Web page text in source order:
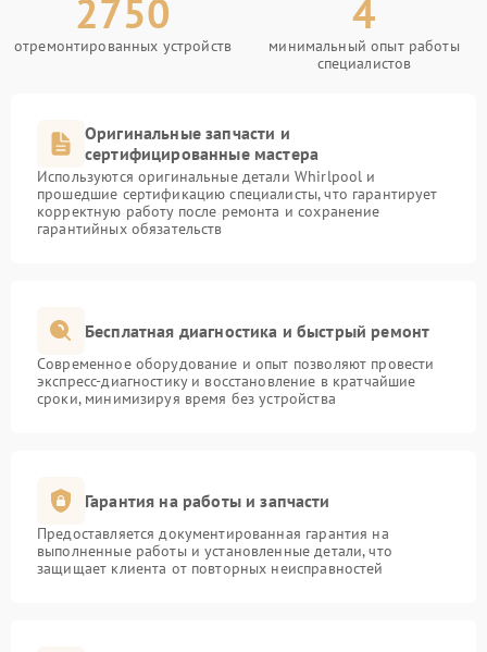
2750
отремонтированных устройств
4
минимальный опыт работы
специалистов
Оригинальные запчасти и
сертифицированные мастера
Используются оригинальные детали Whirlpool и
прошедшие сертификацию специалисты, что гарантирует
корректную работу после ремонта и сохранение
гарантийных обязательств
Бесплатная диагностика и быстрый ремонт
Современное оборудование и опыт позволяют провести
экспресс-диагностику и восстановление в кратчайшие
сроки, минимизируя время без устройства
Гарантия на работы и запчасти
Предоставляется документированная гарантия на
выполненные работы и установленные детали, что
защищает клиента от повторных неисправностей